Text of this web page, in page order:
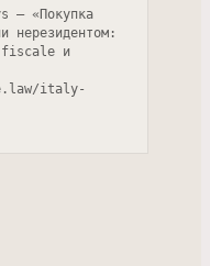
— «Покупка
нерезидентом:
и
italy-